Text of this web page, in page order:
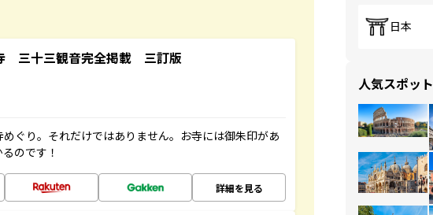
三十三観音完全掲載 三訂版
ぐり。それだけではありません。お寺には御朱印があ
のです！
詳細を見る
日本
人気スポット